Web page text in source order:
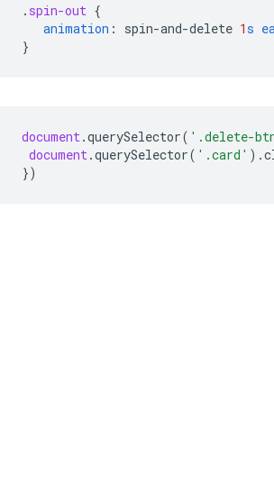
. spin-out {
animation : spin-and-delete 1s
}
document .querySelector( '.delete-
document .querySelector( '.card' ).
})